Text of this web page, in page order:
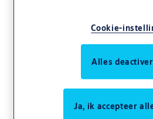
Cookie-
Alles
Ja, ik accepteer